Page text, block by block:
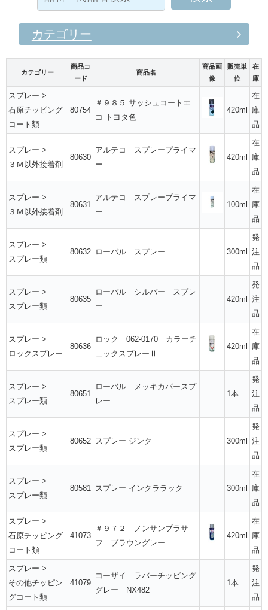
カテゴリー
カテゴリー
商品コ
ード
商品名
商品画
像
販売単
位
在
庫
スプレー >
石原チッピング
コート類
80754
＃９８５ サッシュコートエ
コ トヨタ色
420ml
在
庫
品
スプレー >
３Ｍ以外接着剤
80630
アルテコ スプレープライマ
ー
420ml
在
庫
品
スプレー >
３Ｍ以外接着剤
80631
アルテコ スプレープライマ
ー
100ml
在
庫
品
スプレー >
スプレー類
80632 ローバル スプレー 300ml
発
注
品
スプレー >
スプレー類
80635
ローバル シルバー スプレ
ー
420ml
発
注
品
スプレー >
ロックスプレー
80636
ロック 062-0170 カラーチ
ェックスプレーⅡ
420ml
在
庫
品
スプレー >
スプレー類
80651
ローバル メッキカバースプ
レー
1本
発
注
品
スプレー >
スプレー類
80652 スプレー ジンク 300ml
発
注
品
スプレー >
スプレー類
80581 スプレー インクララック 300ml
在
庫
品
スプレー >
石原チッピング
コート類
41073
＃９７２ ノンサンプラサ
フ ブラウングレー
420ml
在
庫
品
スプレー >
その他チッピン
グコート類
41079
コーザイ ラバーチッピング
グレー NX482
1本
発
注
品